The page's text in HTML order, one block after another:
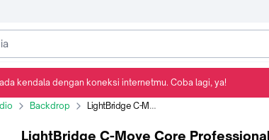
Backdrop LightBridge C-Move Core Professional LED Lighting for Photo Video Camera Bi-Colour High Brightness Portable
LightBridge C-Move Core
kendala dengan koneksi internetmu. Coba lagi, ya!